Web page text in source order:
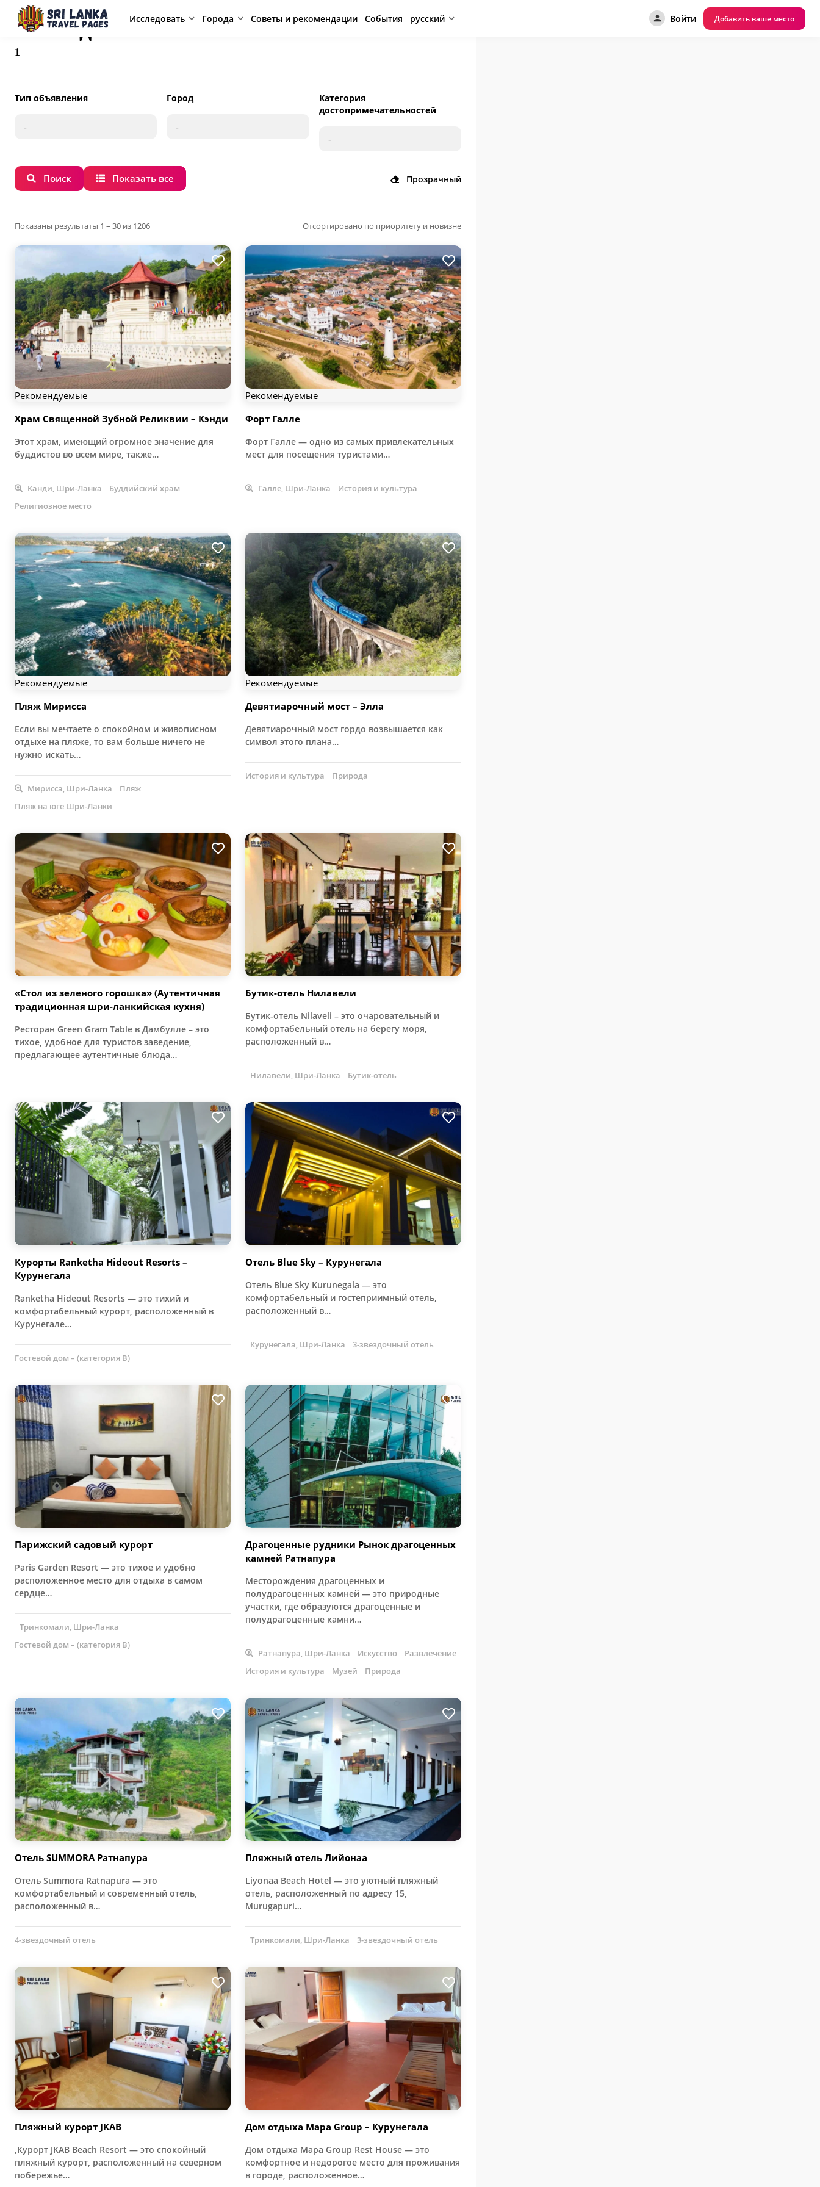
Исследовать Города Советы и рекомендации События русский Войти Добавить ваше место
Исследовать
1
Тип объявления Город
Категория
достопримечательностей
Поиск Показать все Прозрачный
Показаны результаты 1 – 30 из 1206 Отсортировано по приоритету и новизне
Рекомендуемые
Храм Священной Зубной Реликвии – Кэнди
Этот храм, имеющий огромное значение для
буддистов во всем мире, также…
Канди, Шри-Ланка
Буддийский храм
Религиозное место
Рекомендуемые
Форт Галле
Форт Галле — одно из самых привлекательных
мест для посещения туристами…
Галле, Шри-Ланка История и культура
Рекомендуемые
Пляж Мирисса
Если вы мечтаете о спокойном и живописном
отдыхе на пляже, то вам больше ничего не
нужно искать…
Мирисса, Шри-Ланка
Пляж
Пляж на юге Шри-Ланки
Рекомендуемые
Девятиарочный мост – Элла
Девятиарочный мост гордо возвышается как
символ этого плана…
История и культура Природа
«Стол из зеленого горошка» (Аутентичная
традиционная шри-ланкийская кухня)
Ресторан Green Gram Table в Дамбулле – это
тихое, удобное для туристов заведение,
предлагающее аутентичные блюда…
Бутик-отель Нилавели
Бутик-отель Nilaveli – это очаровательный и
комфортабельный отель на берегу моря,
расположенный в…
Нилавели, Шри-Ланка Бутик-отель
Курорты Ranketha Hideout Resorts –
Курунегала
Ranketha Hideout Resorts — это тихий и
комфортабельный курорт, расположенный в
Курунегале…
Гостевой дом – (категория B)
Отель Blue Sky – Курунегала
Отель Blue Sky Kurunegala — это
комфортабельный и гостеприимный отель,
расположенный в…
Курунегала, Шри-Ланка 3-звездочный отель
Парижский садовый курорт
Paris Garden Resort — это тихое и удобно
расположенное место для отдыха в самом
сердце…
Тринкомали, Шри-Ланка
Гостевой дом – (категория B)
Драгоценные рудники Рынок драгоценных
камней Ратнапура
Месторождения драгоценных и
полудрагоценных камней — это природные
участки, где образуются драгоценные и
полудрагоценные камни…
Ратнапура, Шри-Ланка Искусство
Развлечение
История и культура
Музей Природа
Отель SUMMORA Ратнапура
Отель Summora Ratnapura — это
комфортабельный и современный отель,
расположенный в…
4-звездочный отель
Пляжный отель Лийонаа
Liyonaa Beach Hotel — это уютный пляжный
отель, расположенный по адресу 15,
Murugapuri…
Тринкомали, Шри-Ланка 3-звездочный отель
Пляжный курорт JKAB
,Курорт JKAB Beach Resort — это спокойный
пляжный курорт, расположенный на северном
побережье…
Дом отдыха Mapa Group – Курунегала
Дом отдыха Mapa Group Rest House — это
комфортное и недорогое место для проживания
в городе, расположенное…